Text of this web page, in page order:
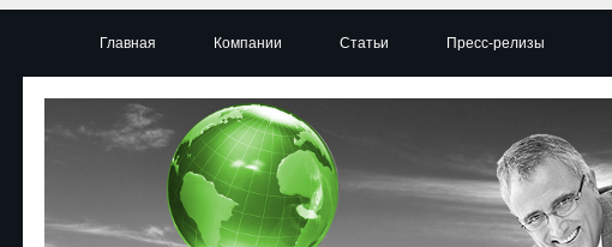
Главная Компании Статьи Пресс-релизы